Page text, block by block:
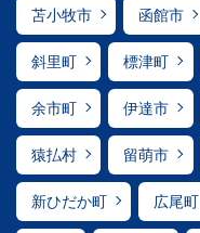
苫小牧市 函館市
斜里町 標津町
余市町 伊達市
猿払村 留萌市
新ひだか町 広尾町